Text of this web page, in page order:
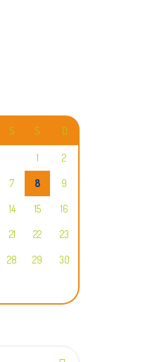
S S D
1 2
7 8 9
14 15 16
21 22 23
28 29 30